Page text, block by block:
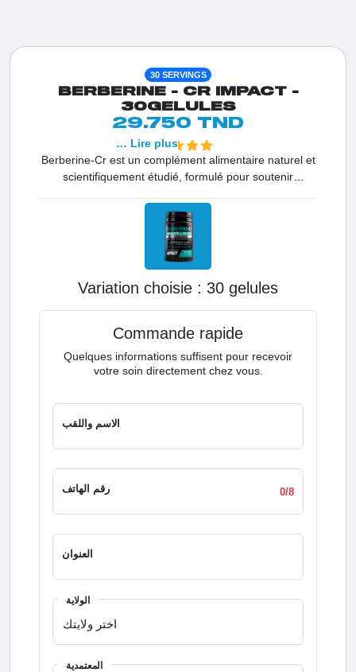
30 SERVINGS
BERBERINE - CR IMPACT -
30GELULES
29.750 TND
Berberine-Cr est un complément alimentaire naturel et
scientifiquement étudié, formulé pour soutenir
glucides. Chaque gélule apporte une dose
cliniquement pertinente de 380 mg de berbérine
hautement purifiée (standardisée à 98%), associée à
du chrome picolinate. Ce complexe est une solution de
sensibilité à l'insuline et à soutenir leur santé
métabolique globale. C'est l'outil idéal pour
accompagner une gestion du poids efficace et
maintenir une vitalité constante en évitant les pics de
sucre.
… Lire plus
Variation choisie : 30 gelules
Commande rapide
Quelques informations suffisent pour recevoir
votre soin directement chez vous.
الاسم واللقب
رقم الهاتف 0/8
العنوان
الولاية
المعتمدية